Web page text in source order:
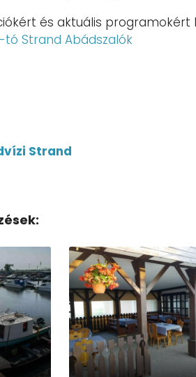
és aktuális
tó Strand Abádszalók
Strand